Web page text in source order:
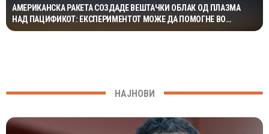
АМЕРИКАНСКА РАКЕТА СОЗДАДЕ ВЕШТАЧКИ ОБЛАК ОД ПЛАЗМА
НАД ПАЦИФИКОТ: ЕКСПЕРИМЕНТОТ МОЖЕ ДА ПОМОГНЕ ВО
ЗАШТИТАТА НА САТЕЛИТИТЕ
НАЈНОВИ